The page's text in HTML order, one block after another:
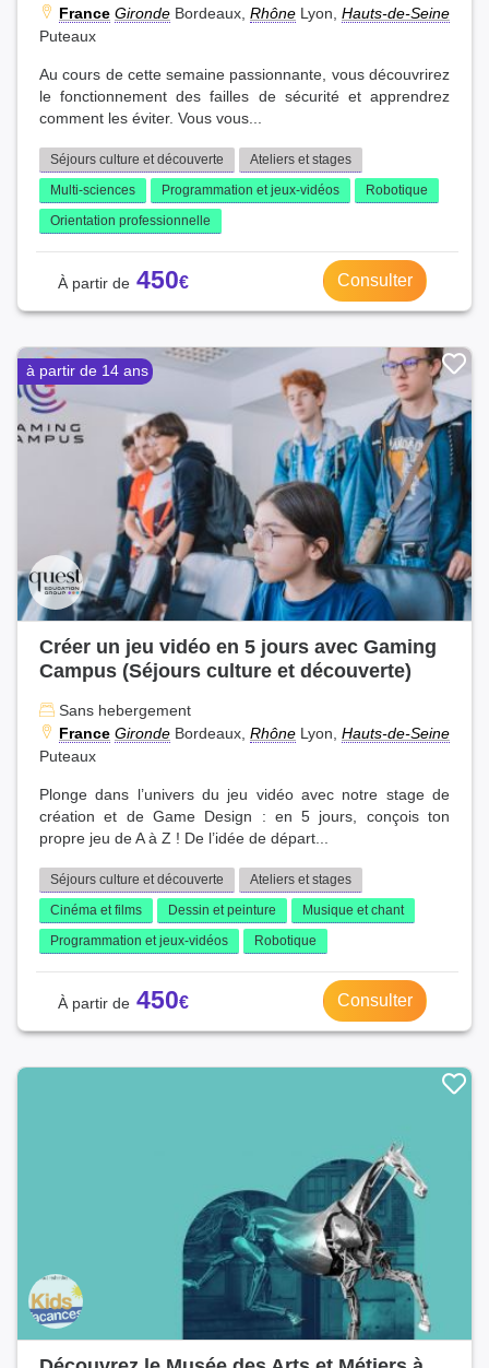
France Gironde Bordeaux, Rhône Lyon, Hauts-de-Seine
Puteaux
Au cours de cette semaine passionnante, vous découvrirez
le fonctionnement des failles de sécurité et apprendrez
comment les éviter. Vous vous...
Séjours culture et découverte
Ateliers et stages
Multi-sciences
Programmation et jeux-vidéos
Robotique
Orientation professionnelle
450 Consulter
à partir de 14 ans
Créer un jeu vidéo en 5 jours avec Gaming
Campus (Séjours culture et découverte)
Sans hebergement
France Gironde Bordeaux, Rhône Lyon, Hauts-de-Seine
Puteaux
Plonge dans l’univers du jeu vidéo avec notre stage de
création et de Game Design : en 5 jours, conçois ton
propre jeu de A à Z ! De l’idée de départ...
Séjours culture et découverte
Ateliers et stages
Cinéma et films
Dessin et peinture
Musique et chant
Programmation et jeux-vidéos
Robotique
450 Consulter